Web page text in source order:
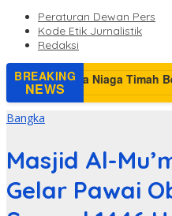
Peraturan Dewan Pers
Kode Etik Jurnalistik
Redaksi
BREAKING
NEWS
Bangka
Masjid Al-
Gelar Pawai